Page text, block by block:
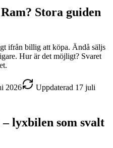
Stora guiden
ifrån billig att köpa. Ändå säljs
Hur är det möjligt? Svaret
2026 Uppdaterad 17 juli
lyxbilen som svalt